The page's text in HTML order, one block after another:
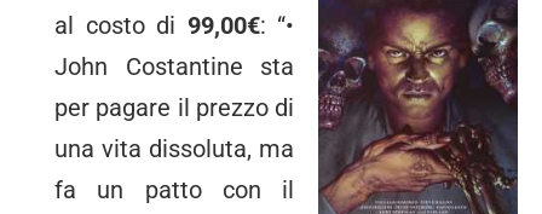
al costo di 99,00€: “•
John Costantine sta
per pagare il prezzo di
una vita dissoluta, ma
fa un patto con il